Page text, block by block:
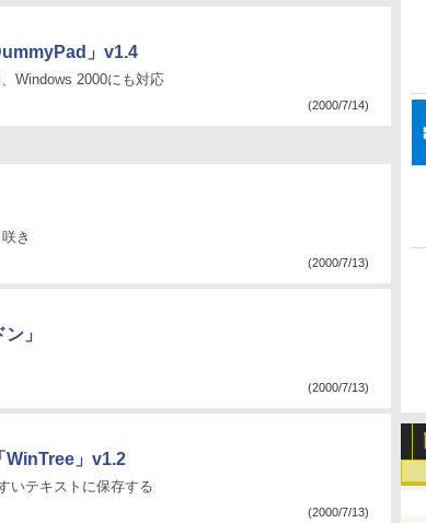
」v1.4
Windows 2000にも対応
(2000/7/14)
き
(2000/7/13)
」
(2000/7/13)
WinTree」v1.2
いテキストに保存する
(2000/7/13)